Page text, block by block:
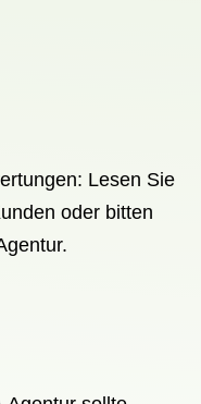
Lesen Sie
oder bitten